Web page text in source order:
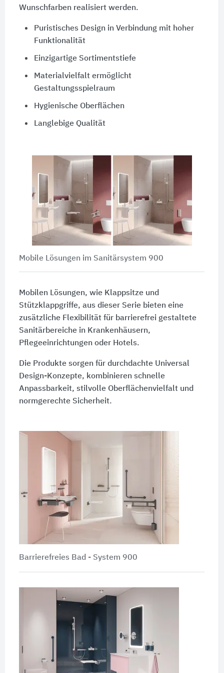
Wunschfarben realisiert werden.
Puristisches Design in Verbindung mit hoher
Funktionalität
Einzigartige Sortimentstiefe
Materialvielfalt ermöglicht
Gestaltungsspielraum
Hygienische Oberflächen
Langlebige Qualität
Mobile Lösungen im Sanitärsystem 900
Mobilen Lösungen, wie Klappsitze und
Stützklappgriffe, aus dieser Serie bieten eine
zusätzliche Flexibilität für barrierefrei gestaltete
Sanitärbereiche in Krankenhäusern,
Pflegeeinrichtungen oder Hotels.
Die Produkte sorgen für durchdachte Universal
Design-Konzepte, kombinieren schnelle
Anpassbarkeit, stilvolle Oberflächenvielfalt und
normgerechte Sicherheit.
Barrierefreies Bad - System 900